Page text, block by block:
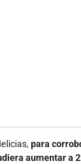
para
aumentar a